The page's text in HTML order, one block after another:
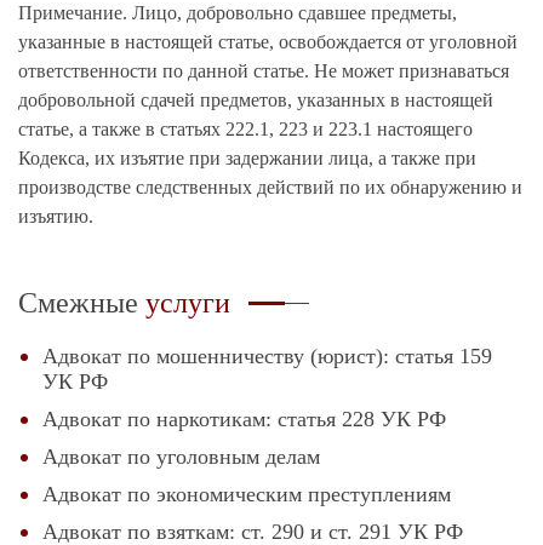
Примечание. Лицо, добровольно сдавшее предметы,
указанные в настоящей статье, освобождается от уголовной
ответственности по данной статье. Не может признаваться
добровольной сдачей предметов, указанных в настоящей
статье, а также в статьях 222.1, 223 и 223.1 настоящего
Кодекса, их изъятие при задержании лица, а также при
производстве следственных действий по их обнаружению и
изъятию.
Смежные услуги
Адвокат по мошенничеству (юрист): статья 159
УК РФ
Адвокат по наркотикам: статья 228 УК РФ
Адвокат по уголовным делам
Адвокат по экономическим преступлениям
Адвокат по взяткам: ст. 290 и ст. 291 УК РФ